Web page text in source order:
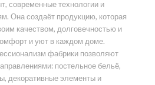
современные технологии и
Она создаёт продукцию, которая
качеством, долговечностью и
и уют в каждом доме.
фабрики позволяют
постельное бельё,
декоративные элементы и